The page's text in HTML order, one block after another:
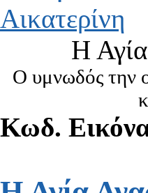
Η
Ο υμνωδός την
Κωδ.